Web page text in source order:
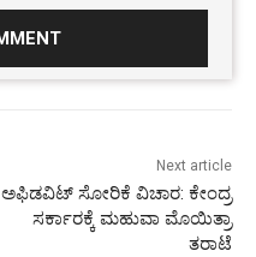
Next article
ಅಫಿಡವಿಟ್‌ ಸೋರಿಕೆ ವಿಚಾರ: ಕೇಂದ್ರ
ಸರ್ಕಾರಕ್ಕೆ ಮಹುವಾ ಮೊಯಿತ್ರಾ
ತರಾಟೆ